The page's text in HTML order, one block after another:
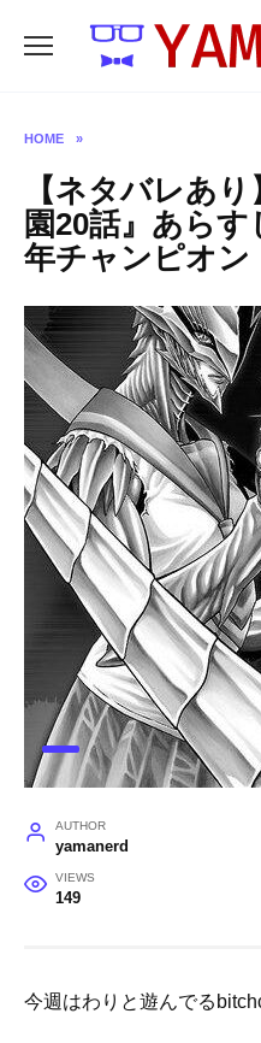
HOME »
【ネタバレあ
園20話』あら
年チャンピオ
AUTHOR
yamanerd
VIEWS
149
今週はわりと遊んでる